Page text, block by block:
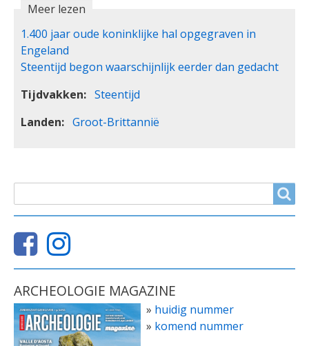
Meer lezen
1.400 jaar oude koninklijke hal opgegraven in
Engeland
Steentijd begon waarschijnlijk eerder dan gedacht
Tijdvakken
Steentijd
Landen
Groot-Brittannië
ARCHEOLOGIE MAGAZINE
» huidig nummer
» komend nummer